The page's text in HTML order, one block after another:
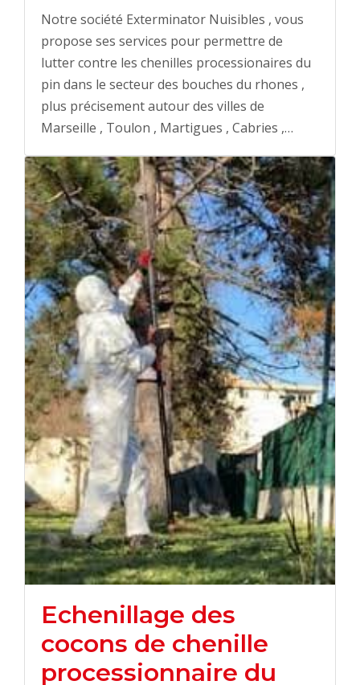
Notre société Exterminator Nuisibles , vous
propose ses services pour permettre de
lutter contre les chenilles processionaires du
pin dans le secteur des bouches du rhones ,
plus précisement autour des villes de
Marseille , Toulon , Martigues , Cabries ,…
Echenillage des
cocons de chenille
processionnaire du